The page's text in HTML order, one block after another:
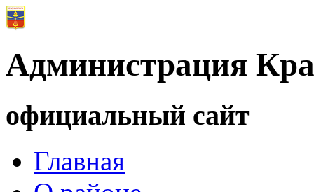
Администрация
официальный сайт
Главная